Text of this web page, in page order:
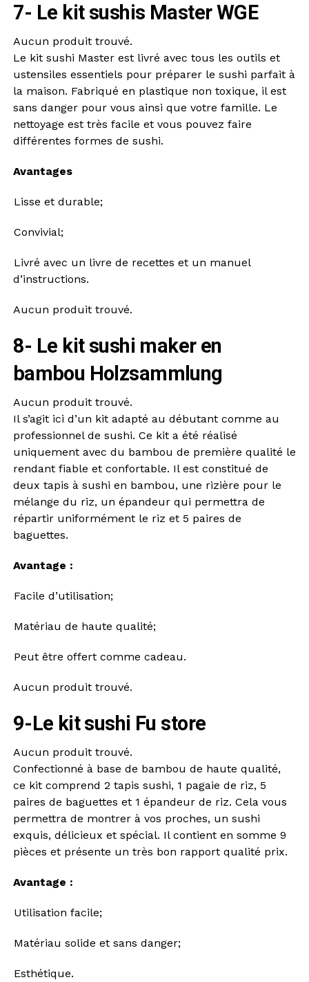
7- Le kit sushis Master WGE
Aucun produit trouvé.
Le kit sushi Master est livré avec tous les outils et
ustensiles essentiels pour préparer le sushi parfait à
la maison. Fabriqué en plastique non toxique, il est
sans danger pour vous ainsi que votre famille. Le
nettoyage est très facile et vous pouvez faire
différentes formes de sushi.
Avantages
Lisse et durable;
Convivial;
Livré avec un livre de recettes et un manuel
d’instructions.
Aucun produit trouvé.
8- Le kit sushi maker en
bambou Holzsammlung
Aucun produit trouvé.
Il s’agit ici d’un kit adapté au débutant comme au
professionnel de sushi. Ce kit a été réalisé
uniquement avec du bambou de première qualité le
rendant fiable et confortable. Il est constitué de
deux tapis à sushi en bambou, une rizière pour le
mélange du riz, un épandeur qui permettra de
répartir uniformément le riz et 5 paires de
baguettes.
Avantage :
Facile d’utilisation;
Matériau de haute qualité;
Peut être offert comme cadeau.
Aucun produit trouvé.
9-Le kit sushi Fu store
Aucun produit trouvé.
Confectionné à base de bambou de haute qualité,
ce kit comprend 2 tapis sushi, 1 pagaie de riz, 5
paires de baguettes et 1 épandeur de riz. Cela vous
permettra de montrer à vos proches, un sushi
exquis, délicieux et spécial. Il contient en somme 9
pièces et présente un très bon rapport qualité prix.
Avantage :
Utilisation facile;
Matériau solide et sans danger;
Esthétique.